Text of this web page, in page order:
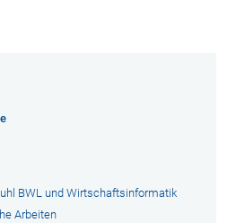
BWL und Wirtschaftsinformatik
Arbeiten